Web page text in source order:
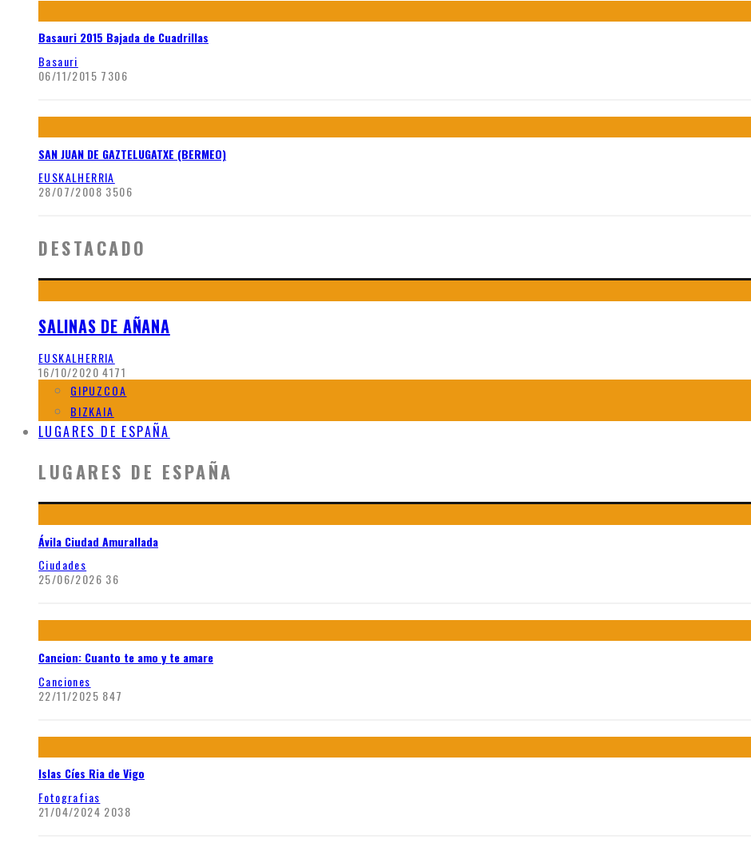
Basauri 2015 Bajada de Cuadrillas
Basauri
06/11/2015 7306
SAN JUAN DE GAZTELUGATXE (BERMEO)
EUSKALHERRIA
28/07/2008 3506
DESTACADO
SALINAS DE AÑANA
EUSKALHERRIA
16/10/2020 4171
GIPUZCOA
BIZKAIA
LUGARES DE ESPAÑA
LUGARES DE ESPAÑA
Ávila Ciudad Amurallada
Ciudades
25/06/2026 36
Cancion: Cuanto te amo y te amare
Canciones
22/11/2025 847
Islas Cíes Ria de Vigo
Fotografias
21/04/2024 2038